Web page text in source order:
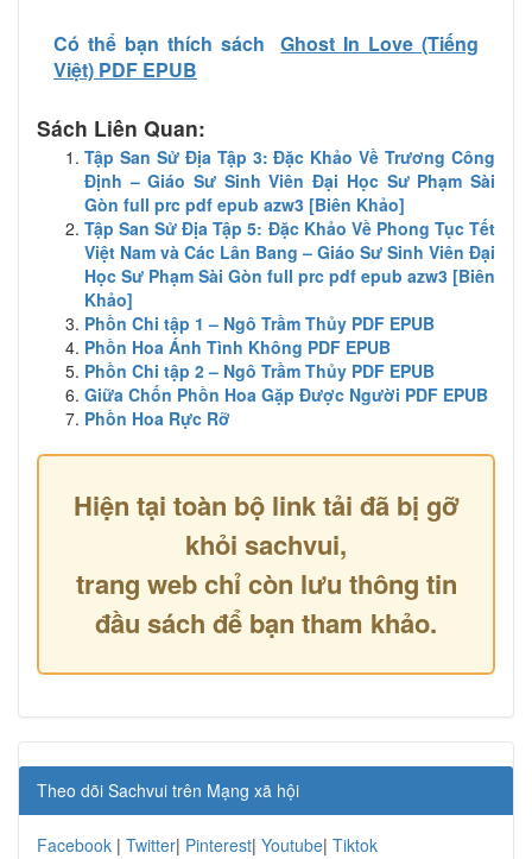
Có thể bạn thích sách
Ghost In Love (Tiếng
Việt) PDF EPUB
Sách Liên Quan:
Tập San Sử Địa Tập 3: Đặc Khảo Về Trương Công
Định – Giáo Sư Sinh Viên Đại Học Sư Phạm Sài
Gòn full prc pdf epub azw3 [Biên Khảo]
Tập San Sử Địa Tập 5: Đặc Khảo Về Phong Tục Tết
Việt Nam và Các Lân Bang – Giáo Sư Sinh Viên Đại
Học Sư Phạm Sài Gòn full prc pdf epub azw3 [Biên
Khảo]
Phồn Chi tập 1 – Ngô Trầm Thủy PDF EPUB
Phồn Hoa Ánh Tình Không PDF EPUB
Phồn Chi tập 2 – Ngô Trầm Thủy PDF EPUB
Giữa Chốn Phồn Hoa Gặp Được Người PDF EPUB
Phồn Hoa Rực Rỡ
Hiện tại toàn bộ link tải đã bị gỡ
khỏi sachvui,
trang web chỉ còn lưu thông tin
đầu sách để bạn tham khảo.
Theo dõi Sachvui trên Mạng xã hội
Facebook | Twitter| Pinterest| Youtube| Tiktok